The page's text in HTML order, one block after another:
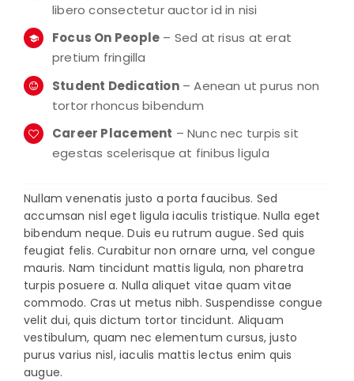
libero consectetur auctor id in nisi
Focus On People – Sed at risus at erat
pretium fringilla
Student Dedication– Aenean ut purus non
tortor rhoncus bibendum
Career Placement – Nunc nec turpis sit
egestas scelerisque at finibus ligula
Nullam venenatis justo a porta faucibus. Sed
accumsan nisl eget ligula iaculis tristique. Nulla eget
bibendum neque. Duis eu rutrum augue. Sed quis
feugiat felis. Curabitur non ornare urna, vel congue
mauris. Nam tincidunt mattis ligula, non pharetra
turpis posuere a. Nulla aliquet vitae quam vitae
commodo. Cras ut metus nibh. Suspendisse congue
velit dui, quis dictum tortor tincidunt. Aliquam
vestibulum, quam nec elementum cursus, justo
purus varius nisl, iaculis mattis lectus enim quis
augue.